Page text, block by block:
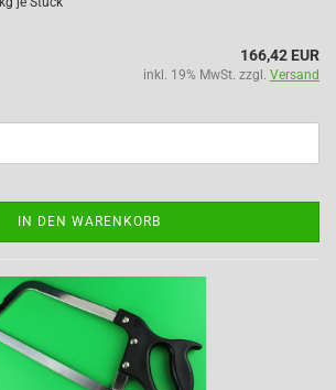
166,42 EUR
inkl. 19% MwSt. zzgl. Versand
IN DEN WARENKORB